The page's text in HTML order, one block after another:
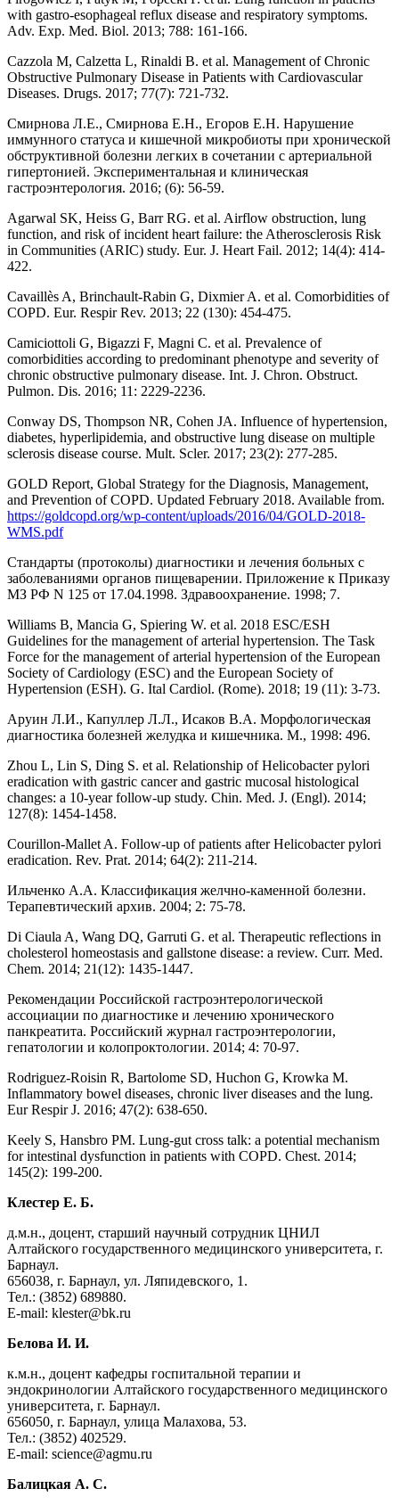
with gastro-esophageal reflux disease and respiratory symptoms.
Adv. Exp. Med. Biol. 2013; 788: 161-166.
Cazzola M, Calzetta L, Rinaldi B. et al. Management of Chronic
Obstructive Pulmonary Disease in Patients with Cardiovascular
Diseases. Drugs. 2017; 77(7): 721-732.
Смирнова Л.Е., Смирнова Е.Н., Егоров Е.Н. Нарушение
иммунного статуса и кишечной микробиоты при хронической
обструктивной болезни легких в сочетании с артериальной
гипертонией. Экспериментальная и клиническая
гастроэнтерология. 2016; (6): 56-59.
Agarwal SK, Heiss G, Barr RG. et al. Airflow obstruction, lung
function, and risk of incident heart failure: the Atherosclerosis Risk
in Communities (ARIC) study. Eur. J. Heart Fail. 2012; 14(4): 414-
422.
Cavaillès A, Brinchault-Rabin G, Dixmier A. et al. Comorbidities of
COPD. Eur. Respir Rev. 2013; 22 (130): 454-475.
Camiciottoli G, Bigazzi F, Magni C. et al. Prevalence of
comorbidities according to predominant phenotype and severity of
chronic obstructive pulmonary disease. Int. J. Chron. Obstruct.
Pulmon. Dis. 2016; 11: 2229-2236.
Conway DS, Thompson NR, Cohen JA. Influence of hypertension,
diabetes, hyperlipidemia, and obstructive lung disease on multiple
sclerosis disease course. Mult. Scler. 2017; 23(2): 277-285.
GOLD Report, Global Strategy for the Diagnosis, Management,
and Prevention of COPD. Updated February 2018. Available from.
https://goldcopd.org/wp-content/uploads/2016/04/GOLD-2018-
WMS.pdf
Стандарты (протоколы) диагностики и лечения больных с
заболеваниями органов пищеварении. Приложение к Приказу
МЗ РФ N 125 от 17.04.1998. Здравоохранение. 1998; 7.
Williams B, Mancia G, Spiering W. et al. 2018 ESC/ESH
Guidelines for the management of arterial hypertension. The Task
Force for the management of arterial hypertension of the European
Society of Cardiology (ESC) and the European Society of
Hypertension (ESH). G. Ital Cardiol. (Rome). 2018; 19 (11): 3-73.
Аруин Л.И., Капуллер Л.Л., Исаков В.А. Морфологическая
диагностика болезней желудка и кишечника. М., 1998: 496.
Zhou L, Lin S, Ding S. et al. Relationship of Helicobacter pylori
eradication with gastric cancer and gastric mucosal histological
changes: a 10-year follow-up study. Chin. Med. J. (Engl). 2014;
127(8): 1454-1458.
Courillon-Mallet A. Follow-up of patients after Helicobacter pylori
eradication. Rev. Prat. 2014; 64(2): 211-214.
Ильченко А.А. Классификация желчно-каменной болезни.
Терапевтический архив. 2004; 2: 75-78.
Di Ciaula A, Wang DQ, Garruti G. et al. Therapeutic reflections in
cholesterol homeostasis and gallstone disease: a review. Curr. Med.
Chem. 2014; 21(12): 1435-1447.
Рекомендации Российской гастроэнтерологической
ассоциации по диагностике и лечению хронического
панкреатита. Российский журнал гастроэнтерологии,
гепатологии и колопроктологии. 2014; 4: 70-97.
Rodriguez-Roisin R, Bartolome SD, Huchon G, Krowka M.
Inflammatory bowel diseases, chronic liver diseases and the lung.
Eur Respir J. 2016; 47(2): 638-650.
Keely S, Hansbro PM. Lung-gut cross talk: a potential mechanism
for intestinal dysfunction in patients with COPD. Chest. 2014;
145(2): 199-200.
Клестер Е. Б.
д.м.н., доцент, старший научный сотрудник ЦНИЛ
Алтайского государственного медицинского университета, г.
Барнаул.
656038, г. Барнаул, ул. Ляпидевского, 1.
Тел.: (3852) 689880.
E-mail: klester@bk.ru
Белова И. И.
к.м.н., доцент кафедры госпитальной терапии и
эндокринологии Алтайского государственного медицинского
университета, г. Барнаул.
656050, г. Барнаул, улица Малахова, 53.
Тел.: (3852) 402529.
E-mail: science@agmu.ru
Балицкая А. С.